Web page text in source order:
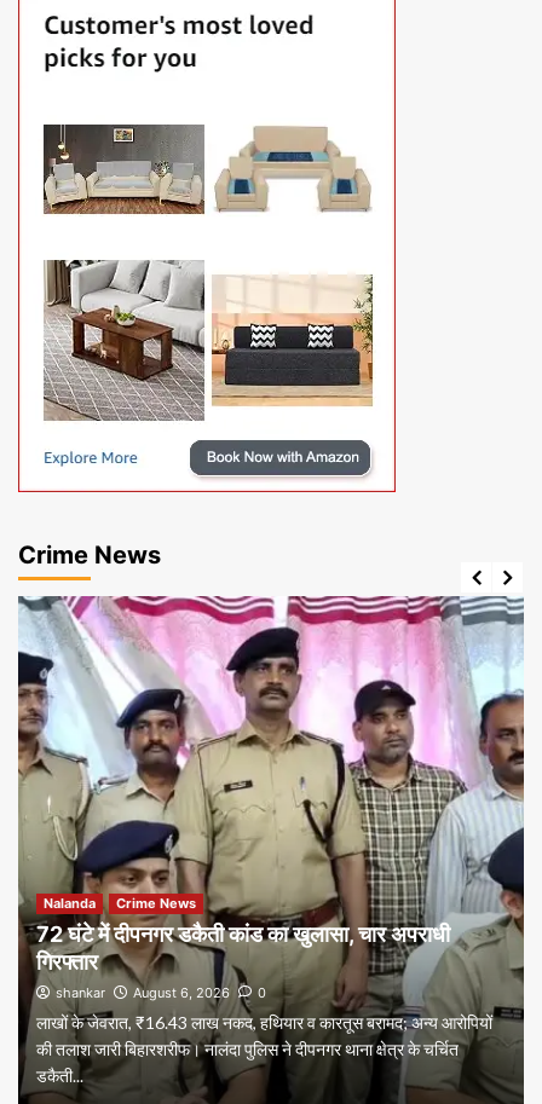
Crime News
Nalanda Crime News
72 घंटे में दीपनगर डकैती कांड का खुलासा, चार अपराधी
गिरफ्तार
shankar August 6, 2026 0
लाखों के जेवरात, ₹16.43 लाख नकद, हथियार व कारतूस बरामद; अन्य आरोपियों
की तलाश जारी बिहारशरीफ। नालंदा पुलिस ने दीपनगर थाना क्षेत्र के चर्चित
डकैती...